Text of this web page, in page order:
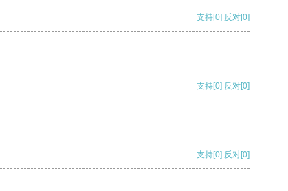
支持[0] 反对[0]
支持[0] 反对[0]
支持[0] 反对[0]